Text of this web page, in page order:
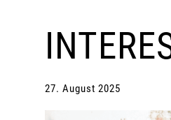
27. August 2025